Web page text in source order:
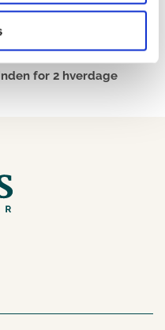
for 2 hverdage